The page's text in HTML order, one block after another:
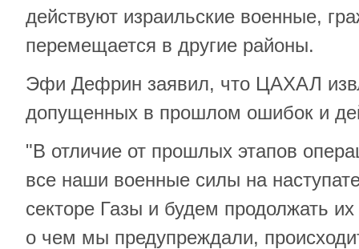
действуют израильские военные,
перемещается в другие районы.
Эфи Дефрин заявил, что ЦАХАЛ
допущенных в прошлом ошибок и
"В отличие от прошлых этапов
все наши военные силы на
секторе Газы и будем продолжать
о чем мы предупреждали,